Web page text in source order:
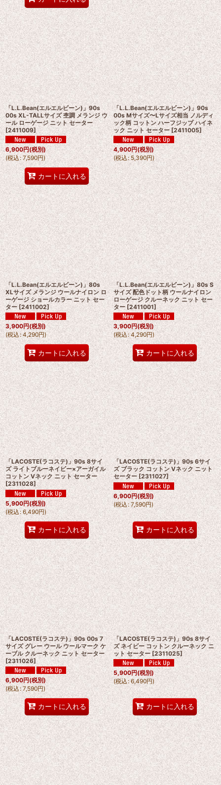
「L.L.Bean(エルエルビーン)」90s
00s XL-TALLサイズ 杢調 メランジ ウ
ール ローゲージ ニット セーター
[2411009]
6,900円(税別)
(税込: 7,590円)
カートに入れる
「L.L.Bean(エルエルビーン)」90s
00s Mサイズ〜Lサイズ相当 ノルディ
ック柄 コットン ハーフジップ ハイネ
ック ニット セーター [2411005]
4,900円(税別)
(税込: 5,390円)
「L.L.Bean(エルエルビーン)」80s
XLサイズ メランジ ウールナイロン ロ
ーゲージ ショールカラー ニット セー
ター [2411002]
3,900円(税別)
(税込: 4,290円)
カートに入れる
「L.L.Bean(エルエルビーン)」80s S
サイズ 配色ドット柄 ウールナイロン
ローゲージ クルーネック ニット セー
ター [2411001]
3,900円(税別)
(税込: 4,290円)
カートに入れる
「LACOSTE(ラコステ)」90s 8サイ
ズ ライトブルーネイビー×アーガイル
コットン Vネック ニット セーター
[2311028]
5,900円(税別)
(税込: 6,490円)
カートに入れる
「LACOSTE(ラコステ)」90s 6サイ
ズ ブラック コットン Vネック ニット
セーター [2311027]
6,900円(税別)
(税込: 7,590円)
カートに入れる
「LACOSTE(ラコステ)」90s 00s 7
サイズ グレー ウール ウールマーク ケ
ーブル クルーネック ニット セーター
[2311026]
6,900円(税別)
(税込: 7,590円)
カートに入れる
「LACOSTE(ラコステ)」90s 8サイ
ズ ネイビー コットン クルーネック ニ
ット セーター [2311025]
5,900円(税別)
(税込 : 6,490円)
カートに入れる